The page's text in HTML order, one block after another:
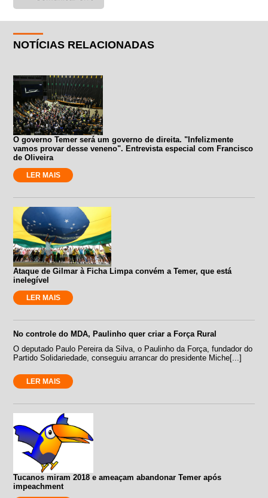
NOTÍCIAS RELACIONADAS
O governo Temer será um governo de direita. "Infelizmente
vamos provar desse veneno". Entrevista especial com Francisco
de Oliveira
LER MAIS
Ataque de Gilmar à Ficha Limpa convém a Temer, que está
inelegível
LER MAIS
No controle do MDA, Paulinho quer criar a Força Rural
O deputado Paulo Pereira da Silva, o Paulinho da Força, fundador do
Partido Solidariedade, conseguiu arrancar do presidente Miche[...]
LER MAIS
Tucanos miram 2018 e ameaçam abandonar Temer após
impeachment